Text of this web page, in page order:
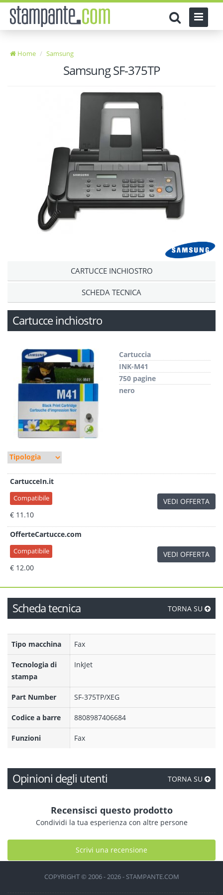
Home Samsung
Samsung SF-375TP
CARTUCCE INCHIOSTRO
SCHEDA TECNICA
Cartucce inchiostro
Cartuccia
INK-M41
750 pagine
nero
CartucceIn.it
Compatibile
€ 11.10
VEDI OFFERTA
OfferteCartucce.com
Compatibile
€ 12.00
VEDI OFFERTA
Scheda tecnica TORNA SU
Tipo macchina Fax
Tecnologia di
stampa
InkJet
Part Number SF-375TP/XEG
Codice a barre 8808987406684
Funzioni Fax
Opinioni degli utenti TORNA SU
Recensisci questo prodotto
Condividi la tua esperienza con altre persone
Scrivi una recensione
COPYRIGHT © 2006 - 2026 - STAMPANTE.COM